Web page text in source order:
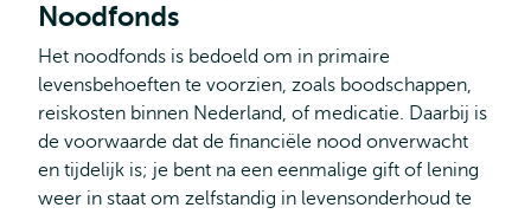
Noodfonds
Het noodfonds is bedoeld om in primaire
levensbehoeften te voorzien, zoals boodschappen,
reiskosten binnen Nederland, of medicatie. Daarbij is
de voorwaarde dat de financiële nood onverwacht
en tijdelijk is; je bent na een eenmalige gift of lening
weer in staat om zelfstandig in levensonderhoud te